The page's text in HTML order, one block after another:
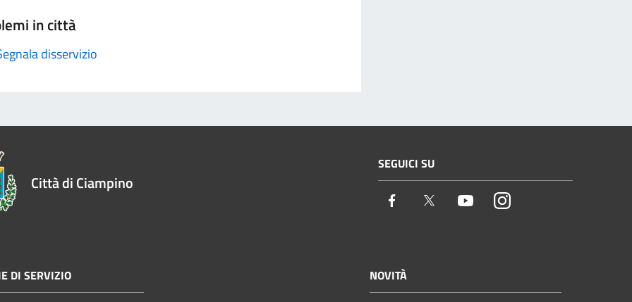
in città
disservizio
Città di Ciampino
SEGUICI SU
Facebook Twitter YoutubeInstagram
DI SERVIZIO NOVITÀ